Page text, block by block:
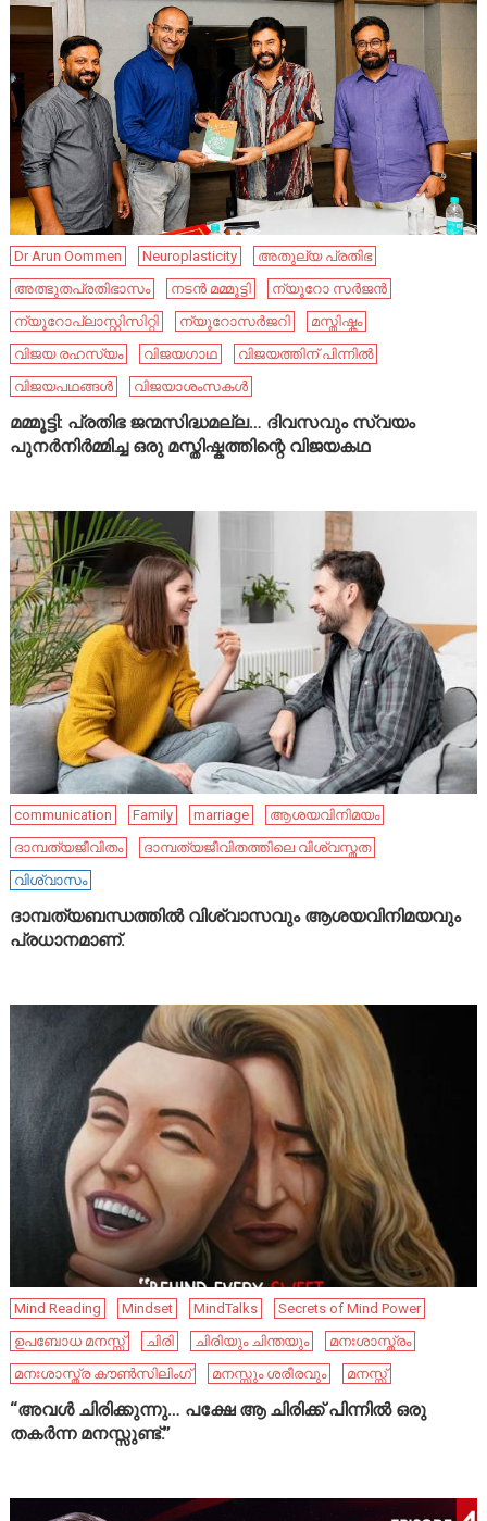
Dr Arun Oommen Neuroplasticity
അതുല്യ പ്രതിഭ
അത്ഭുതപ്രതിഭാസം
നടൻ മമ്മൂട്ടി
ന്യൂറോ സർജൻ
ന്യൂറോപ്ലാസ്റ്റിസിറ്റി
ന്യൂറോസർജറി
മസ്തിഷ്കം
വിജയ രഹസ്യം
വിജയഗാഥ
വിജയത്തിന് പിന്നിൽ
വിജയപഥങ്ങൾ
വിജയാശംസകൾ
മമ്മൂട്ടി: പ്രതിഭ ജന്മസിദ്ധമല്ല… ദിവസവും സ്വയം
പുനർനിർമ്മിച്ച ഒരു മസ്തിഷ്കത്തിന്റെ വിജയകഥ
communication Family marriage
ആശയവിനിമയം
ദാമ്പത്യജീവിതം
ദാമ്പത്യജീവിതത്തിലെ വിശ്വസ്തത
വിശ്വാസം
ദാമ്പത്യബന്ധത്തിൽ വിശ്വാസവും ആശയവിനിമയവും
പ്രധാനമാണ്.
Mind Reading Mindset MindTalks
Secrets of Mind Power
ഉപബോധ മനസ്സ്
ചിരി ചിരിയും ചിന്തയും
മനഃശാസ്ത്രം
മനഃശാസ്ത്ര കൗൺസിലിംഗ്
മനസ്സും ശരീരവും മനസ്സ്
“അവൾ ചിരിക്കുന്നു… പക്ഷേ ആ ചിരിക്ക് പിന്നിൽ ഒരു
തകർന്ന മനസ്സുണ്ട്.”